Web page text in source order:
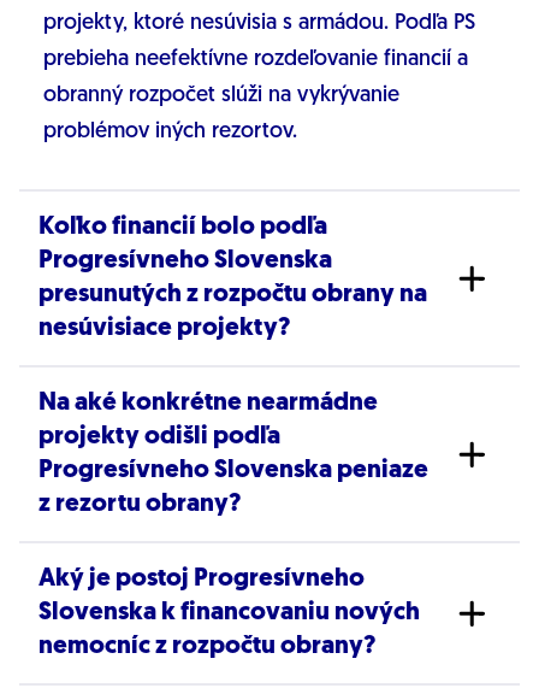
projekty, ktoré nesúvisia s armádou. Podľa PS
prebieha neefektívne rozdeľovanie financií a
obranný rozpočet slúži na vykrývanie
problémov iných rezortov.
Koľko financií bolo podľa
Progresívneho Slovenska
presunutých z rozpočtu obrany na
nesúvisiace projekty?
Progresívne Slovenskov vyhlásení z 22. júla
2026 uviedlo, že z obranného rozpočtu bolo
odčerpaných spolu až
potrebami armády a obrany štátu.
Na aké konkrétne nearmádne
projekty odišli podľa
Progresívneho Slovenska peniaze
z rezortu obrany?
Podľa podpredseduProgresívneho Slovenska
Tomáša Valáška odišlo z obranného rozpočtu:
Aký je postoj Progresívneho
Slovenska k financovaniu nových
nemocníc z rozpočtu obrany?